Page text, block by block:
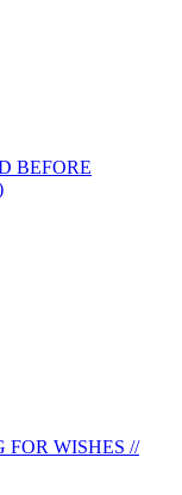
BEFORE
FOR WISHES //